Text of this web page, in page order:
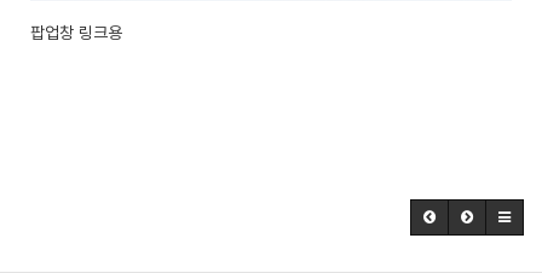
팝업창 링크용